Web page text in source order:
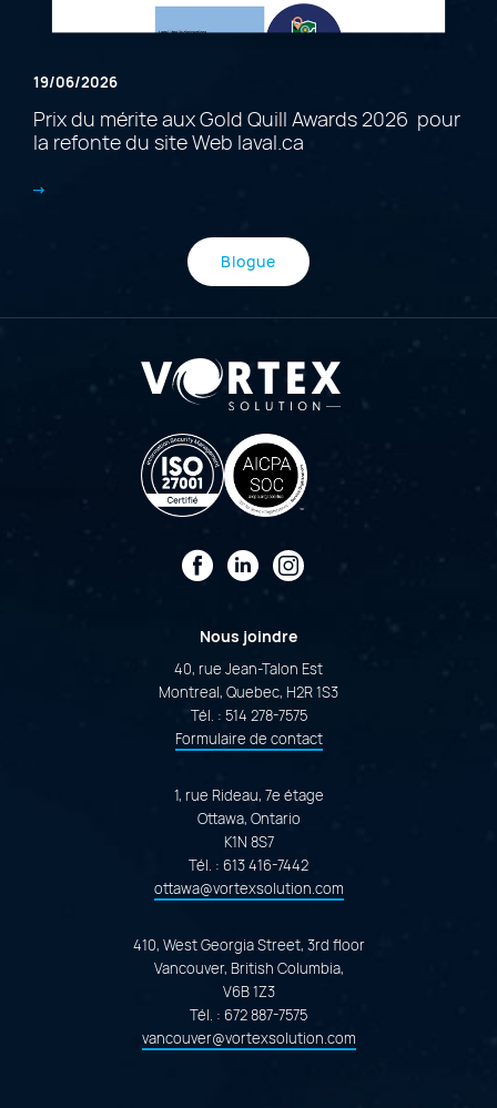
19/06/2026
Prix du mérite aux Gold Quill Awards 2026 pour
la refonte du site Web laval.ca
Blogue
FacebookLinkedIn
Instagram
Nous joindre
40, rue Jean-Talon Est
Montreal, Quebec, H2R 1S3
Tél. : 514 278-7575
Formulaire de contact
1, rue Rideau, 7e étage
Ottawa, Ontario
K1N 8S7
Tél. : 613 416-7442
ottawa@vortexsolution.com
410, West Georgia Street, 3rd floor
Vancouver, British Columbia,
V6B 1Z3
Tél. : 672 887-7575
vancouver@vortexsolution.com